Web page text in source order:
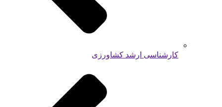
کارشناسی ارشد کشاورزی